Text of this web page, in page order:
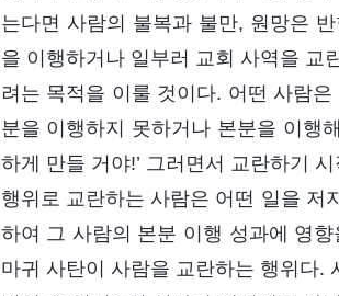
는다면 사람의 불복과 불만, 원망은
을 이행하거나 일부러 교회 사역을 교
려는 목적을 이룰 것이다. 어떤 사람
분을 이행하지 못하거나 본분을 이행
하게 만들 거야!’ 그러면서 교란하기
행위로 교란하는 사람은 어떤 일을 저
하여 그 사람의 본분 이행 성과에 영
마귀 사탄이 사람을 교란하는 행위다.